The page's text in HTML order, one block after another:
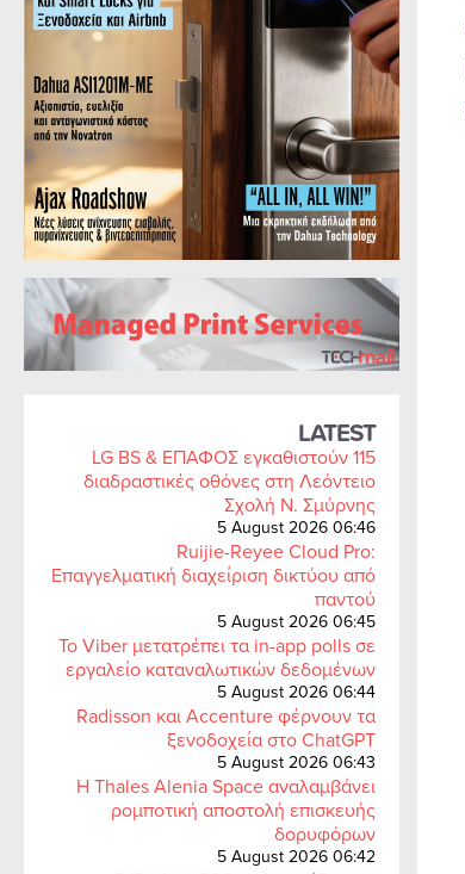
LATEST
LG BS & ΕΠΑΦΟΣ εγκαθιστούν 115
διαδραστικές οθόνες στη Λεόντειο
Σχολή Ν. Σμύρνης
5 August 2026 06:46
Ruijie-Reyee Cloud Pro:
Επαγγελματική διαχείριση δικτύου από
παντού
5 August 2026 06:45
Το Viber μετατρέπει τα in-app polls σε
εργαλείο καταναλωτικών δεδομένων
5 August 2026 06:44
Radisson και Accenture φέρνουν τα
ξενοδοχεία στο ChatGPT
5 August 2026 06:43
Η Thales Alenia Space αναλαμβάνει
ρομποτική αποστολή επισκευής
δορυφόρων
5 August 2026 06:42